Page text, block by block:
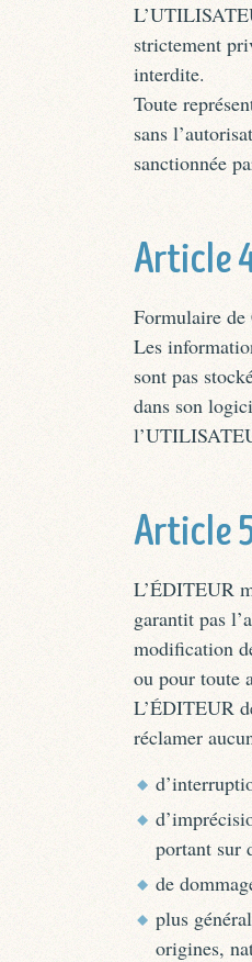
strictement
interdite.
Toute
sans
sanctionnée
Article
Formulaire de
Les
sont pas
dans son
Article
L’ÉDITEUR
garantit pas
modification
ou pour toute
L’ÉDITEUR
réclamer
portant sur
de
plus
origines,